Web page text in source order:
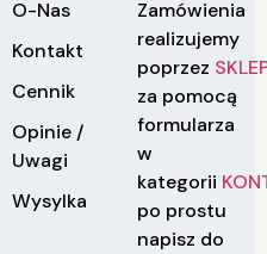
O-Nas
Kontakt
Cennik
Opinie /
Uwagi
Wysylka
Zamówienia
realizujemy
poprzez
za pomocą
formularza
w
kategorii
po prostu
napisz do